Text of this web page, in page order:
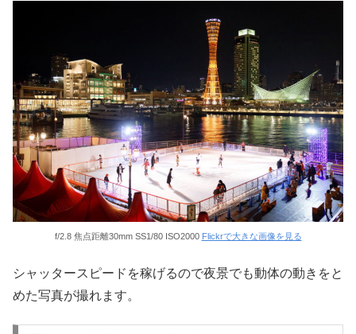
f/2.8 焦点距離30mm SS1/80 ISO2000 Flickrで大きな画像を見る
シャッタースピードを稼げるので夜景でも動体の動きをと
めた写真が撮れます。